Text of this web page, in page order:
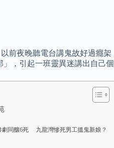
前夜晚聽電台講鬼故好過癮
，引起一班靈異迷講出自己個
劇同釀6死 九龍灣慘死男工搵鬼新娘？